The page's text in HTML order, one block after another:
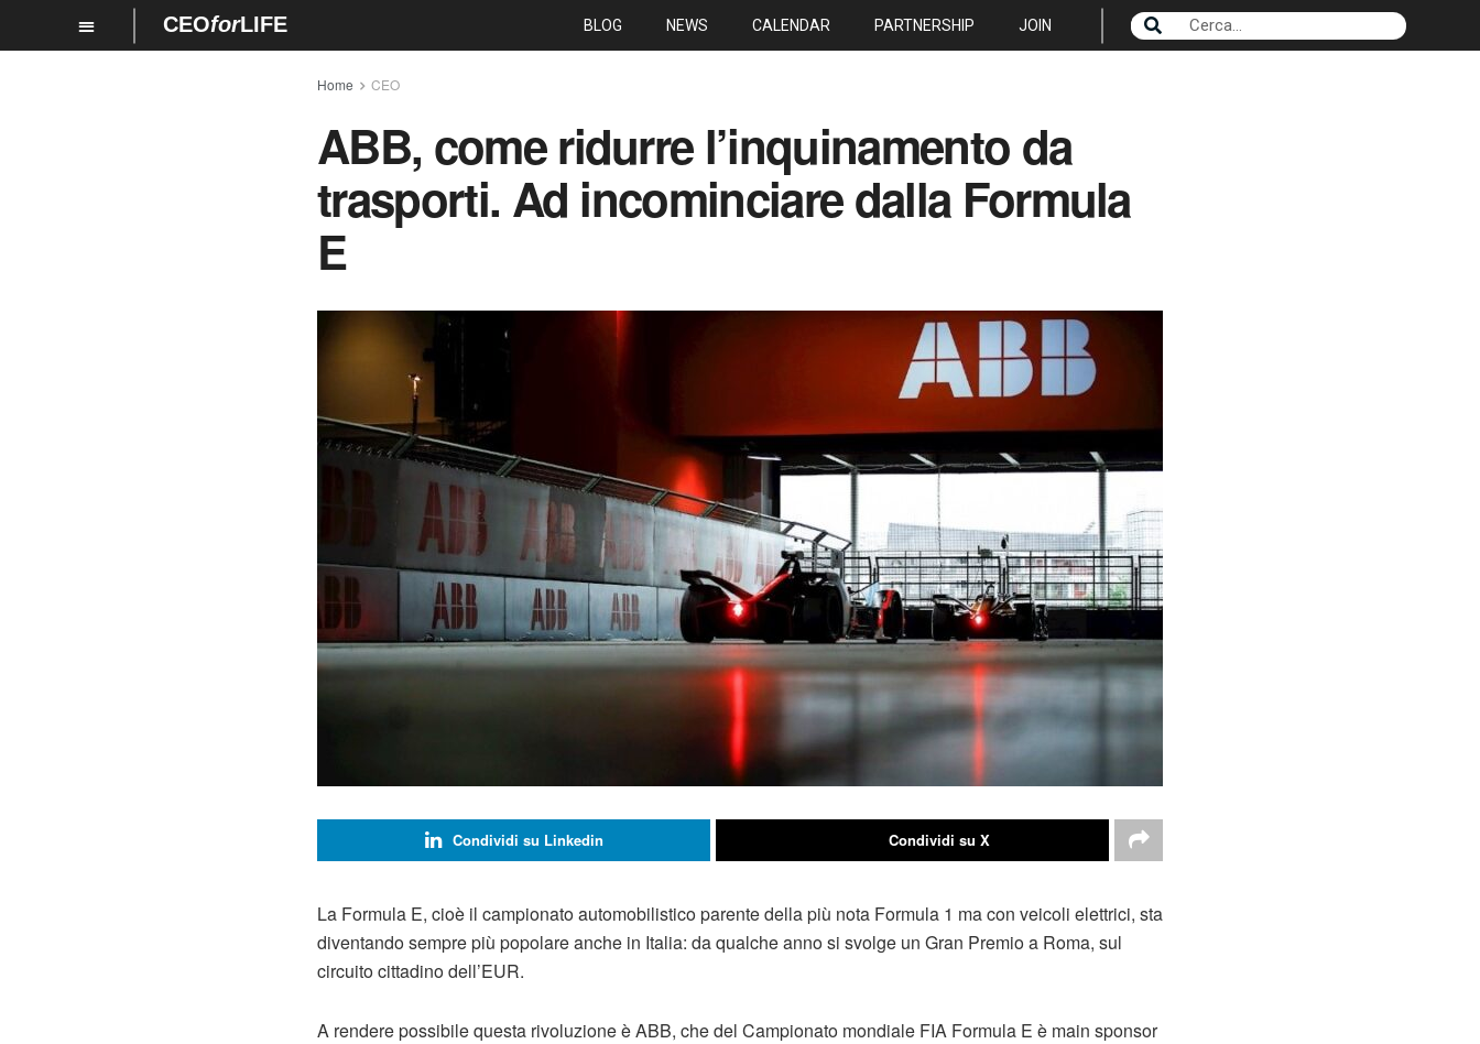
CEOforLIFE BLOG NEWS CALENDAR PARTNERSHIP JOIN
Home CEO
ABB, come ridurre l’inquinamento da
trasporti. Ad incominciare dalla Formula
E
Condividi su Linkedin Condividi su X
La Formula E, cioè il campionato automobilistico parente della più nota Formula 1 ma con veicoli elettrici, sta
diventando sempre più popolare anche in Italia: da qualche anno si svolge un Gran Premio a Roma, sul
circuito cittadino dell’EUR.
A rendere possibile questa rivoluzione è ABB, che del Campionato mondiale FIA Formula E è main sponsor